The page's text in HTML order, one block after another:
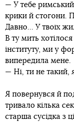
— У тебе
крики й стогони.
Давно... У твоїх
В ту мить
інституту, ми у
випередила мене.
— Ні, ти не такий,
Я повернувся й
тривало кілька
старша сусідка з